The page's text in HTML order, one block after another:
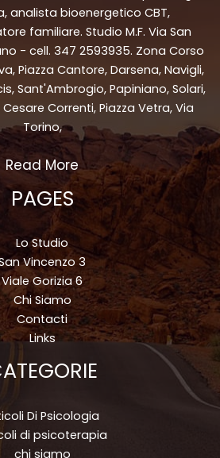
analista bioenergetico CBT,
familiare. Studio M.F. Via San
- cell. 347 2593935. Zona Corso
Piazza Cantore, Darsena, Navigli,
Sant'Ambrogio, Papiniano, Solari,
Correnti, Piazza Vetra, Via
Torino,
Read More
PAGES
Lo Studio
Vincenzo 3
Viale Gorizia 6
Chi Siamo
Contacti
Links
Di Psicologia
di psicoterapia
chi siamo